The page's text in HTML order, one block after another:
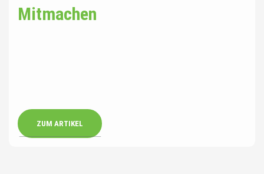
Mitmachen
ZUM ARTIKEL